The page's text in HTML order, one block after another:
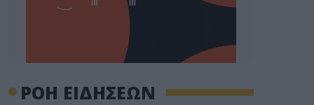
ΡΟΗ ΕΙΔΗΣΕΩΝ